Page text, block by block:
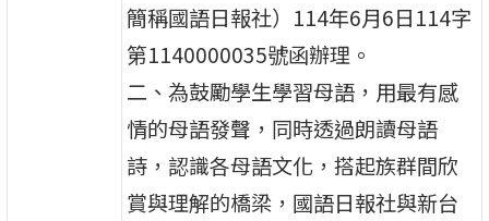
簡稱國語日報社）114年6月6日114字
第1140000035號函辦理。
二、為鼓勵學生學習母語，用最有感
情的母語發聲，同時透過朗讀母語
詩，認識各母語文化，搭起族群間欣
賞與理解的橋梁，國語日報社與新台